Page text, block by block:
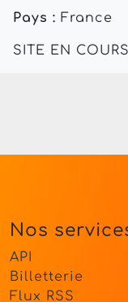
Pays : France
SITE EN
Nos
API
Billetterie
Flux RSS